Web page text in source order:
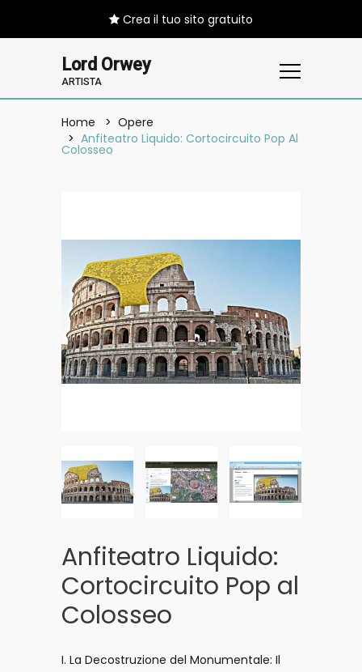
Crea il tuo sito gratuito
Lord Orwey
ARTISTA
Home
Opere
Anfiteatro Liquido: Cortocircuito Pop Al
Colosseo
Anfiteatro Liquido:
Cortocircuito Pop al
Colosseo
I. La Decostruzione del Monumentale: Il